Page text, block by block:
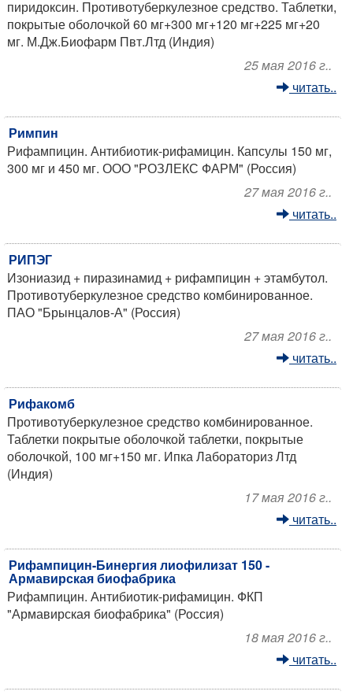
пиридоксин. Противотуберкулезное средство. Таблетки,
покрытые оболочкой 60 мг+300 мг+120 мг+225 мг+20
мг. М.Дж.Биофарм Пвт.Лтд (Индия)
25 мая 2016 г..
читать..
Римпин
Рифампицин. Антибиотик-рифамицин. Капсулы 150 мг,
300 мг и 450 мг. ООО "РОЗЛЕКС ФАРМ" (Россия)
27 мая 2016 г..
читать..
РИПЭГ
Изониазид + пиразинамид + рифампицин + этамбутол.
Противотуберкулезное средство комбинированное.
ПАО "Брынцалов-А" (Россия)
27 мая 2016 г..
читать..
Рифакомб
Противотуберкулезное средство комбинированное.
Таблетки покрытые оболочкой таблетки, покрытые
оболочкой, 100 мг+150 мг. Ипка Лабораториз Лтд
(Индия)
17 мая 2016 г..
читать..
Рифампицин-Бинергия лиофилизат 150 -
Армавирская биофабрика
Рифампицин. Антибиотик-рифамицин. ФКП
"Армавирская биофабрика" (Россия)
18 мая 2016 г..
читать..